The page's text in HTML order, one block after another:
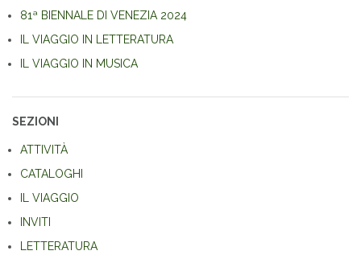
81ª BIENNALE DI VENEZIA 2024
IL VIAGGIO IN LETTERATURA
IL VIAGGIO IN MUSICA
SEZIONI
ATTIVITÀ
CATALOGHI
IL VIAGGIO
INVITI
LETTERATURA